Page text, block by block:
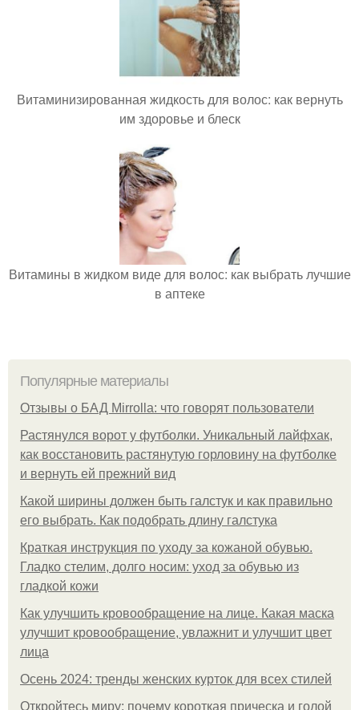
Витаминизированная жидкость для волос: как вернуть
им здоровье и блеск
Витамины в жидком виде для волос: как выбрать лучшие
в аптеке
Популярные материалы
Отзывы о БАД Mirrolla: что говорят пользователи
Растянулся ворот у футболки. Уникальный лайфхак,
как восстановить растянутую горловину на футболке
и вернуть ей прежний вид
Какой ширины должен быть галстук и как правильно
его выбрать. Как подобрать длину галстука
Краткая инструкция по уходу за кожаной обувью.
Гладко стелим, долго носим: уход за обувью из
гладкой кожи
Как улучшить кровообращение на лице. Какая маска
улучшит кровообращение, увлажнит и улучшит цвет
лица
Осень 2024: тренды женских курток для всех стилей
Откройтесь миру: почему короткая прическа и голой